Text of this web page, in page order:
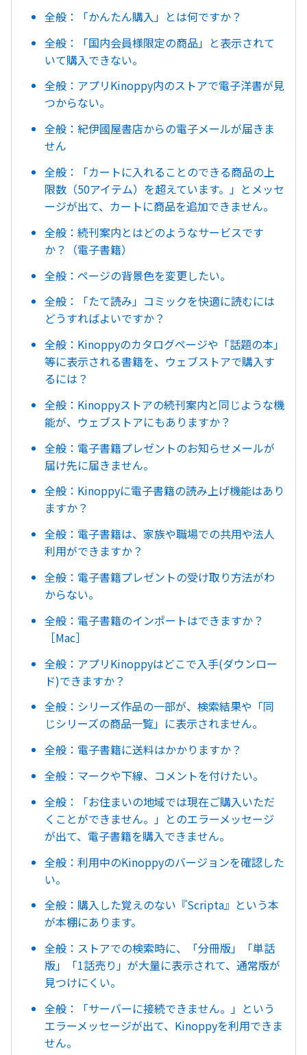
全般：「かんたん購入」とは何ですか？
全般：「国内会員様限定の商品」と表示されて
いて購入できない。
全般：アプリKinoppy内のストアで電子洋書が見
つからない。
全般：紀伊國屋書店からの電子メールが届きま
せん
全般：「カートに入れることのできる商品の上
限数（50アイテム）を超えています。」とメッセ
ージが出て、カートに商品を追加できません。
全般：続刊案内とはどのようなサービスです
か？（電子書籍）
全般：ページの背景色を変更したい。
全般：「たて読み」コミックを快適に読むには
どうすればよいですか？
全般：Kinoppyのカタログページや「話題の本」
等に表示される書籍を、ウェブストアで購入す
るには？
全般：Kinoppyストアの続刊案内と同じような機
能が、ウェブストアにもありますか？
全般：電子書籍プレゼントのお知らせメールが
届け先に届きません。
全般：Kinoppyに電子書籍の読み上げ機能はあり
ますか？
全般：電子書籍は、家族や職場での共用や法人
利用ができますか？
全般：電子書籍プレゼントの受け取り方法がわ
からない。
全般：電子書籍のインポートはできますか？
［Mac］
全般：アプリKinoppyはどこで入手(ダウンロー
ド)できますか？
全般：シリーズ作品の一部が、検索結果や「同
じシリーズの商品一覧」に表示されません。
全般：電子書籍に送料はかかりますか？
全般：マークや下線、コメントを付けたい。
全般：「お住まいの地域では現在ご購入いただ
くことができません。」とのエラーメッセージ
が出て、電子書籍を購入できません。
全般：利用中のKinoppyのバージョンを確認した
い。
全般：購入した覚えのない『Scripta』という本
が本棚にあります。
全般：ストアでの検索時に、「分冊版」「単話
版」「1話売り」が大量に表示されて、通常版が
見つけにくい。
全般：「サーバーに接続できません。」という
エラーメッセージが出て、Kinoppyを利用できま
せん。